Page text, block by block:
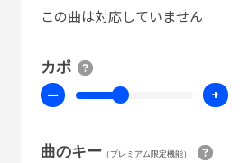
この曲は対応していません
カポ
ー +
曲のキー（プレミアム限定機能）